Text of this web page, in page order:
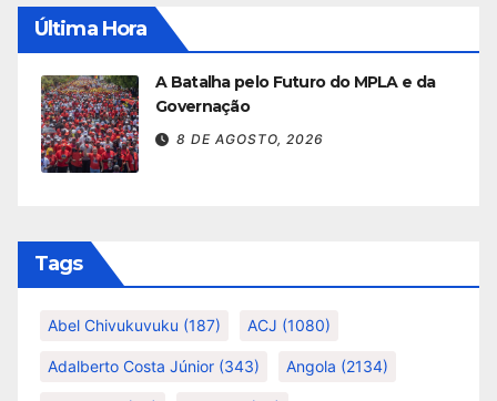
Última Hora
A Batalha pelo Futuro do MPLA e da
Governação
8 DE AGOSTO, 2026
Tags
Abel Chivukuvuku (187) ACJ (1080)
Adalberto Costa Júnior (343) Angola (2134)